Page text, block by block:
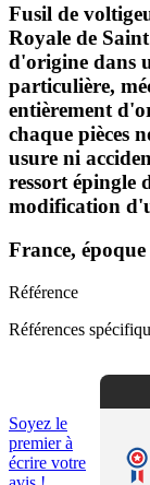
Fusil de
Royale de
d'origine dans
particulière,
entièrement
chaque pièces
usure ni
ressort épingle
modification
France,
Référence
Références
Soyez le
premier à
écrire votre